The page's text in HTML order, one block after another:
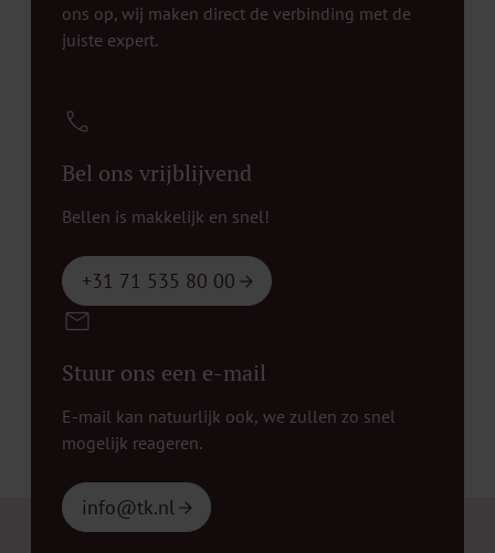
ons op, wij maken direct de verbinding met de
juiste expert.
Bel ons vrijblijvend
Bellen is makkelijk en snel!
+31 71 535 80 00
Stuur ons een e-mail
E-mail kan natuurlijk ook, we zullen zo snel
mogelijk reageren.
info@tk.nl